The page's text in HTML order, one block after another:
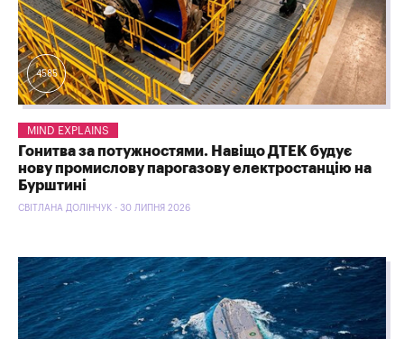
4585
MIND EXPLAINS
Гонитва за потужностями. Навіщо ДТЕК будує
нову промислову парогазову електростанцію на
Бурштині
СВІТЛАНА ДОЛІНЧУК - 30 ЛИПНЯ 2026